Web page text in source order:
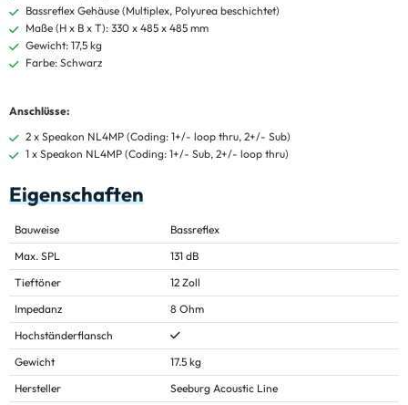
Bassreflex Gehäuse (Multiplex, Polyurea beschichtet)
Maße (H x B x T): 330 x 485 x 485 mm
Gewicht: 17,5 kg
Farbe: Schwarz
Anschlüsse:
2 x Speakon NL4MP (Coding: 1+/- loop thru, 2+/- Sub)
1 x Speakon NL4MP (Coding: 1+/- Sub, 2+/- loop thru)
Eigenschaften
Bauweise
Bassreflex
Max. SPL
131 dB
Tieftöner
12 Zoll
Impedanz
8 Ohm
Hochständerflansch
Gewicht
17.5 kg
Hersteller
Seeburg Acoustic Line